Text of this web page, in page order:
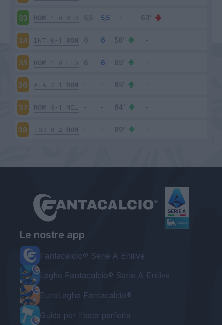
33 ROM 1-0 VER
34 INT 0-1 ROM
35 ROM 1-0 FIO
36 ATA 2-1 ROM
37 ROM 3-1 MIL
38 TOR 0-2 ROM
Le nostre app
Fantacalcio® Serie A Enilive
Leghe Fantacalcio® Serie A Enilive
EuroLeghe Fantacalcio®
Guida per l'asta perfetta